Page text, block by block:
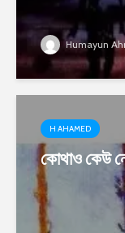
Humayun
H AHAMED
কোথাও কেউ